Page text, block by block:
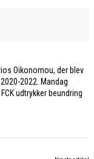
Oikonomou, der blev
2022. Mandag
udtrykker beundring